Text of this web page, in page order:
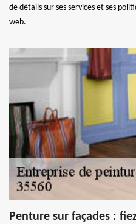
de détails sur ses services et ses
web.
Penture sur façades :